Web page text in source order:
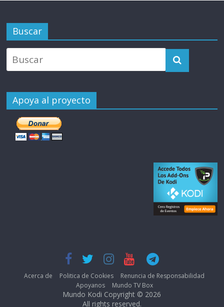
Buscar
Apoya al proyecto
Acerca de Politica de Cookies
Renuncia de Responsabilidad
Apoyanos
Mundo TV Box
Mundo Kodi Copyright © 2026
All rights reserved.